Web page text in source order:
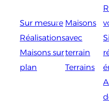
Sur mesure
Réalisations
Maisons sur
plan
Maisons
avec
terrain
Terrains